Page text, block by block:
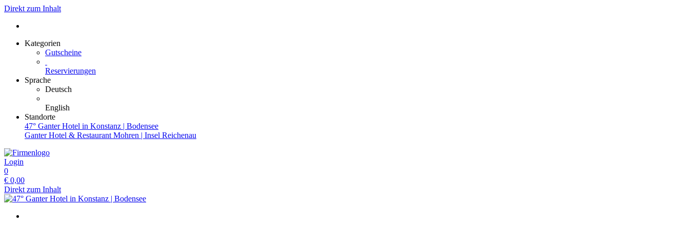
Direkt zum Inhalt
Kategorien
Gutscheine
Reservierungen
Sprache
Deutsch
English
Standorte
47° Ganter Hotel in Konstanz | Bodensee
Ganter Hotel & Restaurant Mohren | Insel Reichenau
Login
0
€ 0,00
Direkt zum Inhalt